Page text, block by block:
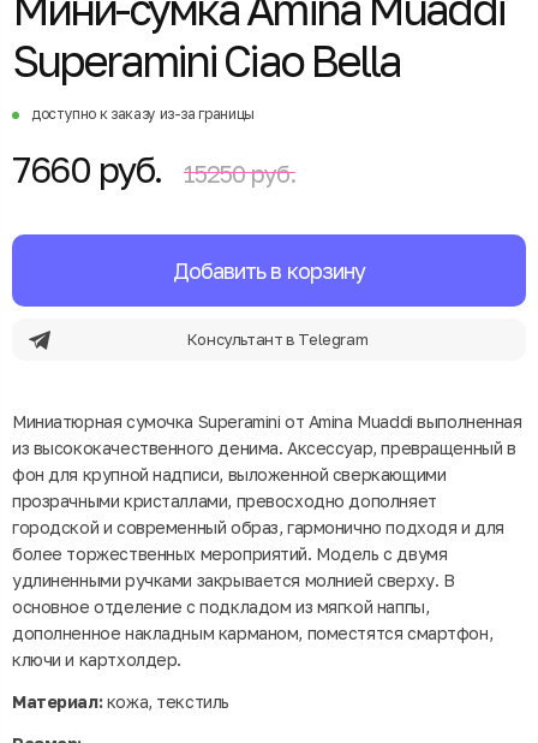
Superamini Ciao Bella
доступно к заказу из-за границы
7660 руб. 15250 руб.
Добавить в корзину
Консультант в Telegram
Миниатюрная сумочка Superamini от Amina Muaddi выполненная
из высококачественного денима. Аксессуар, превращенный в
фон для крупной надписи, выложенной сверкающими
прозрачными кристаллами, превосходно дополняет
городской и современный образ, гармонично подходя и для
более торжественных мероприятий. Модель с двумя
удлиненными ручками закрывается молнией сверху. В
основное отделение с подкладом из мягкой наппы,
дополненное накладным карманом, поместятся смартфон,
ключи и картхолдер.
Материал:кожа, текстиль